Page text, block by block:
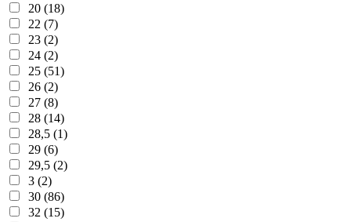
20 (18)
22 (7)
23 (2)
24 (2)
25 (51)
26 (2)
27 (8)
28 (14)
28,5 (1)
29 (6)
29,5 (2)
3 (2)
30 (86)
32 (15)